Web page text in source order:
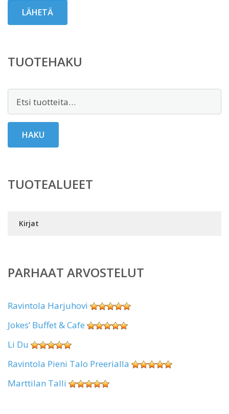
TUOTEHAKU
HAKU
TUOTEALUEET
Kirjat
PARHAAT ARVOSTELUT
Ravintola Harjuhovi
Jokes’ Buffet & Cafe
Li Du
Ravintola Pieni Talo Preerialla
Marttilan Talli